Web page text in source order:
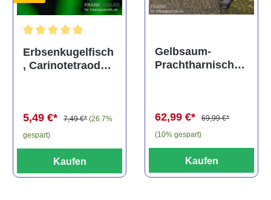
Durchschnittliche Bewertung von 5 von 5 Sternen
Erbsenkugelfisch
, Carinotetraodon
5,49 €* 7,49 €* (26.7%
gespart)
Kaufen
Gelbsaum-
Prachtharnischw
62,99 €*
69,99 €*
(10% gespart)
Kaufen